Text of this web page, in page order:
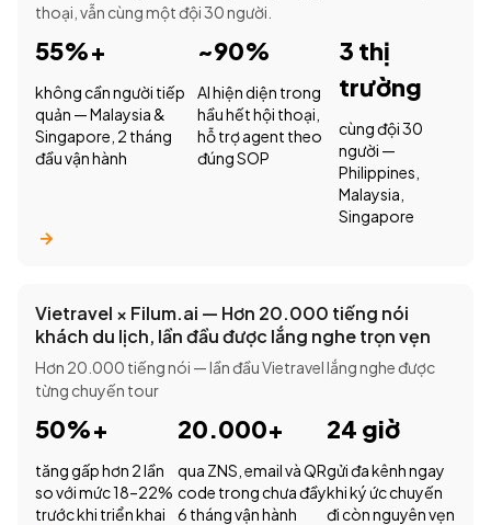
thoại, vẫn cùng một đội 30 người.
55%+
không cần người tiếp
quản — Malaysia &
Singapore, 2 tháng
đầu vận hành
~90%
AI hiện diện trong
hầu hết hội thoại,
hỗ trợ agent theo
đúng SOP
3 thị
trường
cùng đội 30
người —
Philippines,
Malaysia,
Singapore
Vietravel × Filum.ai — Hơn 20.000 tiếng nói
khách du lịch, lần đầu được lắng nghe trọn vẹn
Hơn 20.000 tiếng nói — lần đầu Vietravel lắng nghe được
từng chuyến tour
50%+
tăng gấp hơn 2 lần
so với mức 18–22%
trước khi triển khai
20.000+
qua ZNS, email và QR
code trong chưa đầy
6 tháng vận hành
24 giờ
gửi đa kênh ngay
khi ký ức chuyến
đi còn nguyên vẹn